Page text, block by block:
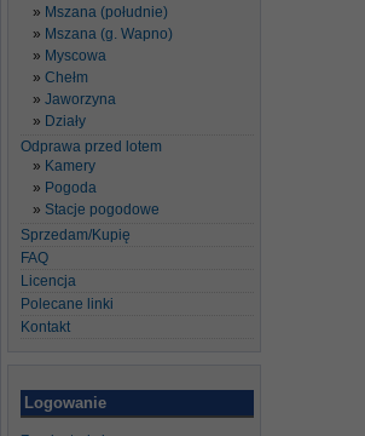
Mszana (południe)
Mszana (g. Wapno)
Myscowa
Chełm
Jaworzyna
Działy
Odprawa przed lotem
Kamery
Pogoda
Stacje pogodowe
Sprzedam/Kupię
FAQ
Licencja
Polecane linki
Kontakt
Logowanie